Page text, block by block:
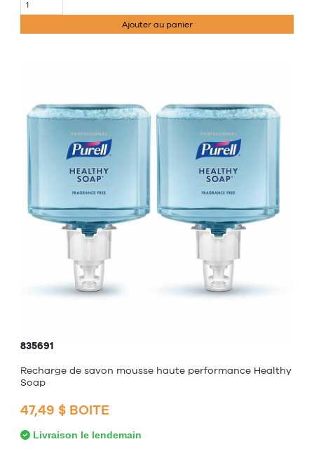
Ajouter au panier
835691
Recharge de savon mousse haute performance Healthy
Soap
47,49 $ BOITE
Livraison le lendemain